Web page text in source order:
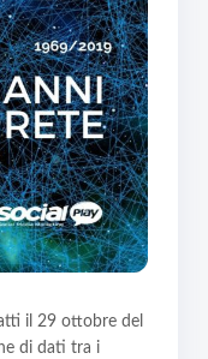
il 29 ottobre del
di dati tra i